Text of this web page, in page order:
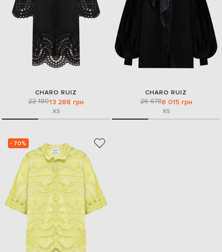
CHARO RUIZ
22 18013 288 грн
XS
CHARO RUIZ
26 6788 015 грн
XS
- 70%